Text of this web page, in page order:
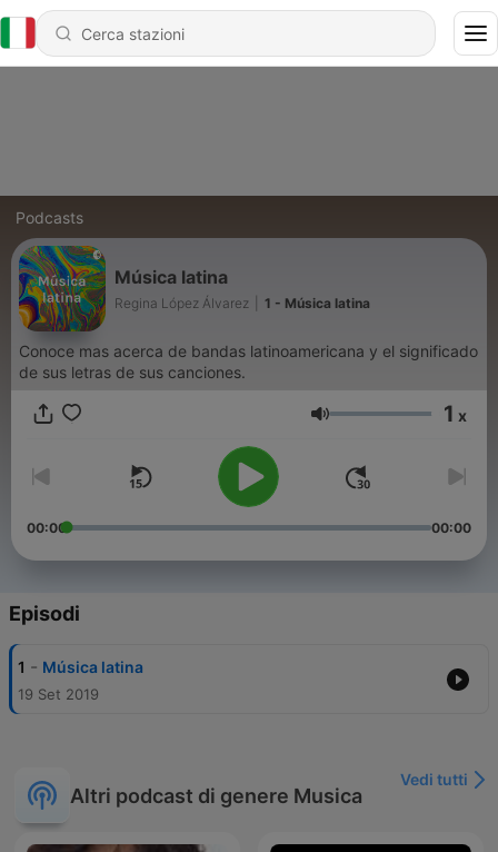
Podcasts
Música latina
Regina López Álvarez 1 - Música latina
Conoce mas acerca de bandas latinoamericana y el significado
de sus letras de sus canciones.
Volume 1 x
00:00 00:00
Episodi
1 - Música latina
19 Set 2019
Altri podcast di genere Musica
Vedi tutti